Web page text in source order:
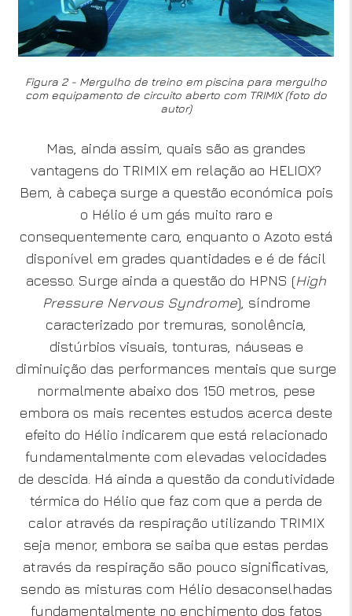
Figura 2 - Mergulho de treino em piscina para mergulho
com equipamento de circuito aberto com TRIMIX (foto do
autor)
Mas, ainda assim, quais são as grandes
vantagens do TRIMIX em relação ao HELIOX?
Bem, à cabeça surge a questão económica pois
o Hélio é um gás muito raro e
consequentemente caro, enquanto o Azoto está
disponível em grades quantidades e é de fácil
acesso. Surge ainda a questão do HPNS (High
Pressure Nervous Syndrome), síndrome
caracterizado por tremuras, sonolência,
distúrbios visuais, tonturas, náuseas e
diminuição das performances mentais que surge
normalmente abaixo dos 150 metros, pese
embora os mais recentes estudos acerca deste
efeito do Hélio indicarem que está relacionado
fundamentalmente com elevadas velocidades
de descida. Há ainda a questão da condutividade
térmica do Hélio que faz com que a perda de
calor através da respiração utilizando TRIMIX
seja menor, embora se saiba que estas perdas
através da respiração são pouco significativas,
sendo as misturas com Hélio desaconselhadas
fundamentalmente no enchimento dos fatos